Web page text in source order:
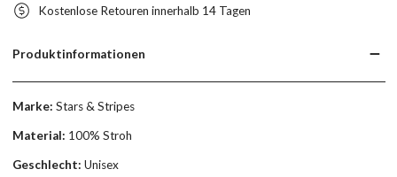
Kostenlose Retouren innerhalb 14 Tagen
Produktinformationen
Marke: Stars & Stripes
Material: 100% Stroh
Geschlecht: Unisex